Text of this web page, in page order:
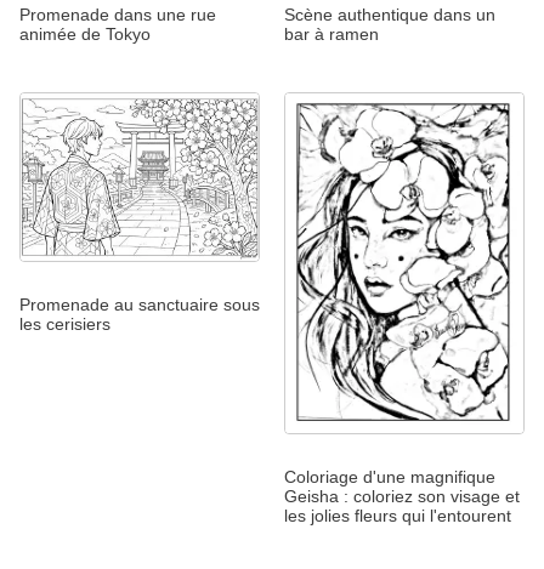
Promenade dans une rue
animée de Tokyo
Scène authentique dans un
bar à ramen
Promenade au sanctuaire sous
les cerisiers
Coloriage d'une magnifique
Geisha : coloriez son visage et
les jolies fleurs qui l'entourent